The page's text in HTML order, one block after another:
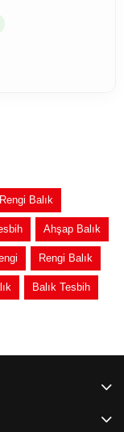
Balık
Ahşap Balık
Rengi Balık
Balık Tesbih